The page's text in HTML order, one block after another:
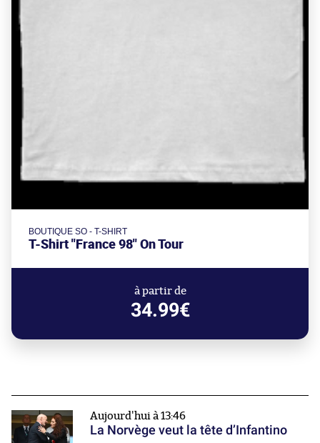
BOUTIQUE SO - T-SHIRT
T-Shirt "France 98" On Tour
à partir de
34.99€
Aujourd'hui à 13:46
La Norvège veut la tête d’Infantino